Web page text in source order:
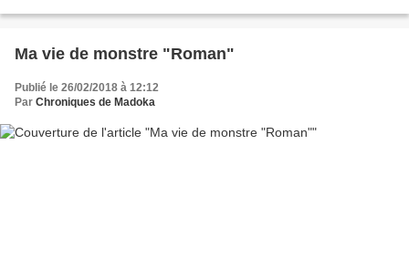
Ma vie de monstre "Roman"
Publié le 26/02/2018 à 12:12
Par Chroniques de Madoka